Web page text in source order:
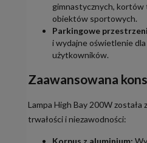
gimnastycznych,
obiektów sportowych.
Parkingowe
i wydajne oświetlenie
użytkowników.
Zaawansowana
Lampa High Bay 200W została
trwałości i niezawodności:
Korpus z aluminium: